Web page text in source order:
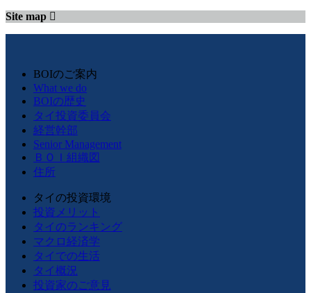
Site map
BOIのご案内
What we do
BOIの歴史
タイ投資委員会
経営幹部
Senior Management
ＢＯＩ組織図
住所
タイの投資環境
投資メリット
タイのランキング
マクロ経済学
タイでの生活
タイ概況
投資家のご意見